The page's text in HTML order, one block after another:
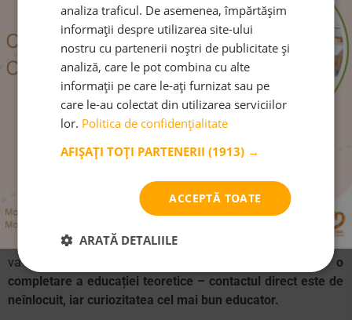
înșiși într-o lumină diferită.
Intrând în contact cu diversele culturi, având posibilitatea de
a observa cum trăiesc alți oameni, descoperind atât de
multe diferențe, copiii devin mai deschiși, capabili să
aprecieze diversitatea culturală și să se bucure de ea.
Călătoriile dezvoltă empatia și înțelegerea perspectivei
Mereu e ceva nou de descoperit și învățat într-o călătorie. Fie
că e vorba de marile muzee, de experiențe în mijlocul naturiii,
interacțiunea cu localnicii, interesul copilului este stârnit și îl
va mâna în noile descoperiri, către învățare.
Sunt o
completare a educației teoretice – contactul direct este de
neînlocuit, iar curiozitatea cel mai bun educator.
analiza traficul. De asemenea, împărtășim
informații despre utilizarea site-ului
nostru cu partenerii noștri de publicitate și
analiză, care le pot combina cu alte
informații pe care le-ați furnizat sau pe
care le-au colectat din utilizarea serviciilor
lor. Politica de confidențialitate
AFIȘAȚI TOȚI PARTENERII(1913) →
ACCEPTĂ TOATE
ARATĂ DETALIILE